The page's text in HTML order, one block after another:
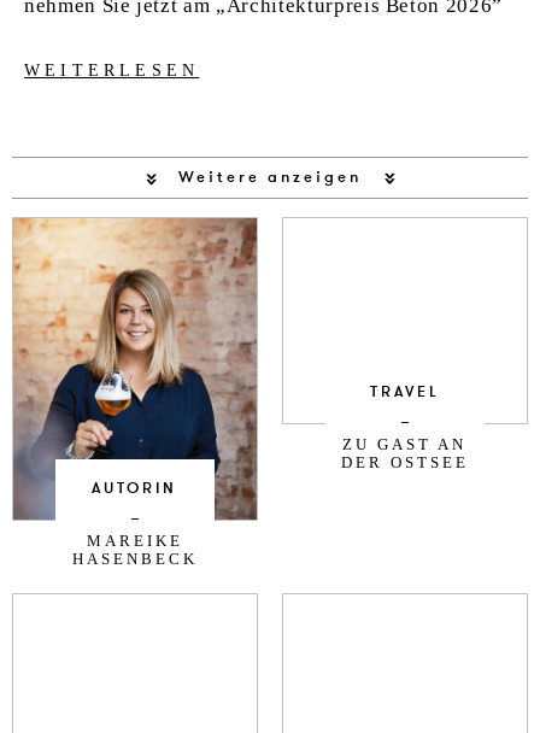
nehmen Sie jetzt am „Architekturpreis Beton 2026”
WEITERLESEN
Weitere anzeigen
AUTORIN
MAREIKE
HASENBECK
TRAVEL
ZU GAST AN
DER OSTSEE